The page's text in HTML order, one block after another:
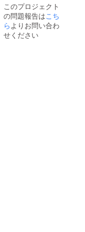
このプロジェクト
の問題報告はこち
ら よりお問い合わ
せください